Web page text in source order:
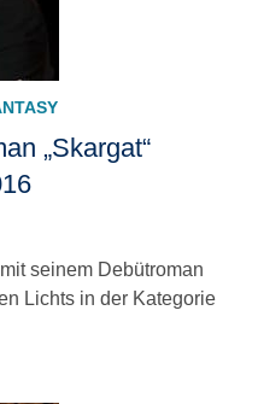
„Skargat“
seinem Debütroman
Lichts in der Kategorie